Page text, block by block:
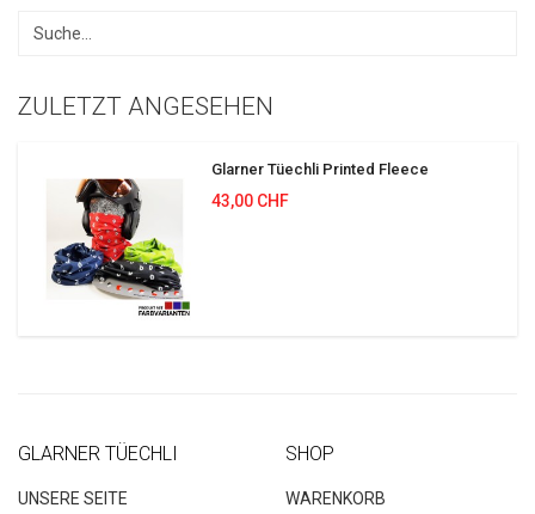
ZULETZT ANGESEHEN
Glarner Tüechli Printed Fleece
43,00 CHF
GLARNER TÜECHLI
UNSERE SEITE
SHOP
WARENKORB